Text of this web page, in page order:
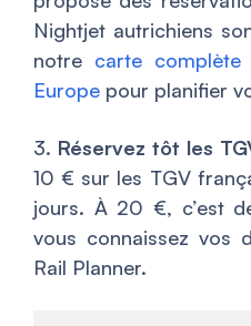
Nightjet autrichiens
notre carte
Europe pour planifier
3. Réservez tôt les
10 € sur les TGV
jours. À 20 €, c’est
vous connaissez vos
Rail Planner.